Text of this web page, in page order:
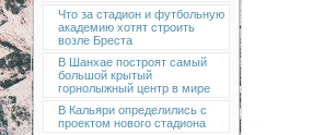
Что за стадион и футбольную
академию хотят строить
возле Бреста
В Шанхае построят самый
большой крытый
горнолыжный центр в мире
В Кальяри определились с
проектом нового стадиона